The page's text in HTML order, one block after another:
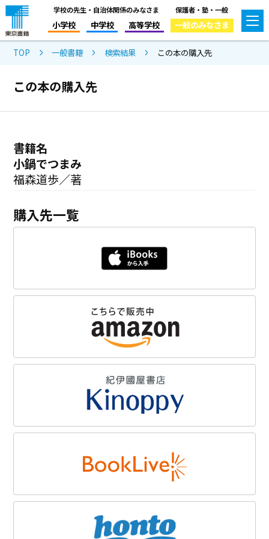
学校の先生・自治体関係のみなさま
小学校 中学校 高等学校
保護者・塾・一般
一般のみなさま
TOP 一般書籍 検索結果 この本の購入先
この本の購入先
書籍名
小鍋でつまみ
福森道歩／著
購入先一覧